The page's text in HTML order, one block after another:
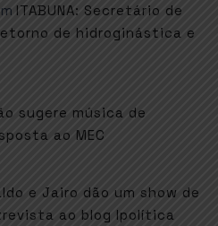
ITABUNA: Secretário de
de hidroginástica e
sugere música de
ao MEC
e Jairo dão um show de
ao blog Ipolítica